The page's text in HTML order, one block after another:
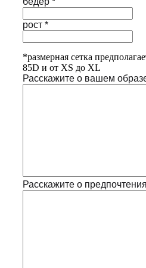
рост *
*размерная сетка
85D и от XS до XL
Расскажите о вашем
Расскажите о